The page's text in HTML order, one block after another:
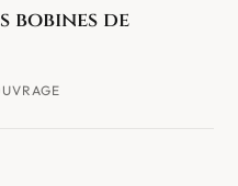
bobines de